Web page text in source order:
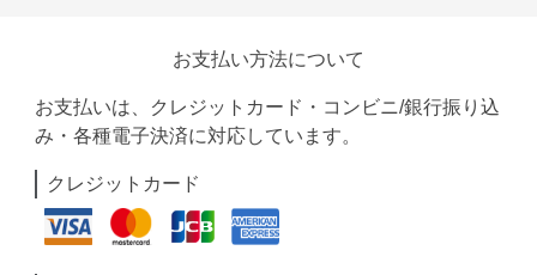
お支払い方法について
お支払いは、クレジットカード・コンビニ/銀行振り込
み・各種電子決済に対応しています。
クレジットカード